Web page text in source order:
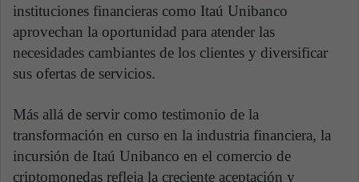
instituciones financieras como Itaú Unibanco
aprovechan la oportunidad para atender las
necesidades cambiantes de los clientes y diversificar
sus ofertas de servicios.
Más allá de servir como testimonio de la
transformación en curso en la industria financiera, la
incursión de Itaú Unibanco en el comercio de
criptomonedas refleja la creciente aceptación y